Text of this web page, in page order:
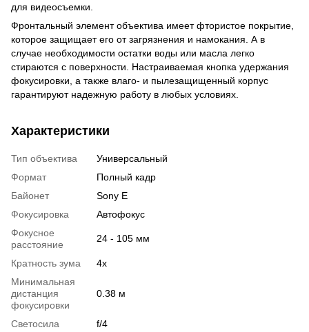
для видеосъемки.
Фронтальный элемент объектива имеет фтористое покрытие,
которое защищает его от загрязнения и намокания. А в
случае необходимости остатки воды или масла легко
стираются с поверхности. Настраиваемая кнопка удержания
фокусировки, а также влаго- и пылезащищенный корпус
гарантируют надежную работу в любых условиях.
Характеристики
Тип объектива
Универсальный
Формат
Полный кадр
Байонет
Sony E
Фокусировка
Автофокус
Фокусное
расстояние
24 - 105 мм
Кратность зума
4x
Минимальная
дистанция
фокусировки
0.38 м
Светосила f/4